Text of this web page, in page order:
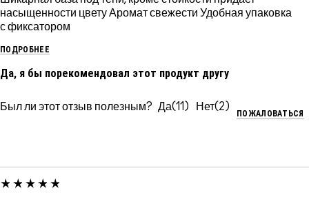
насыщенности цвету Аромат свежести Удобная упаковка
с фиксатором
ПОДРОБНЕЕ
Да, я бы порекомендовал этот продукт другу
Был ли этот отзыв полезным? 11 2
ПОЖАЛОВАТЬСЯ